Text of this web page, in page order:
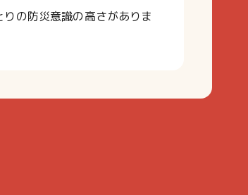
の防災意識の高さがありま